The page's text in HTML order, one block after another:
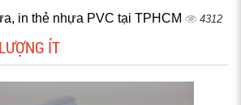
in thẻ nhựa PVC tại TPHCM 4312
ÍT